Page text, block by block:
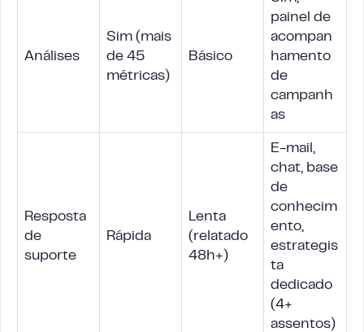
Análises
Sim (mais
de 45
métricas)
Básico
painel de
acompan
hamento
de
campanh
as
Resposta
de
suporte
Rápida
Lenta
(relatado
48h+)
E-mail,
chat, base
de
conhecim
ento,
estrategis
ta
dedicado
(4+
assentos)